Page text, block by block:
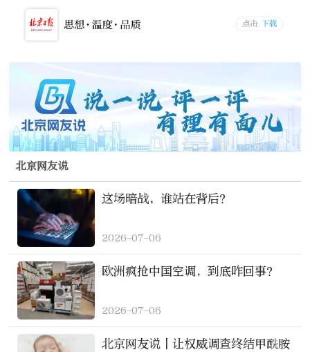
北京网友说
这场暗战，谁站在背后？
2026-07-06
欧洲疯抢中国空调，到底咋回事？
2026-07-06
北京网友说丨让权威调查终结甲酰胺